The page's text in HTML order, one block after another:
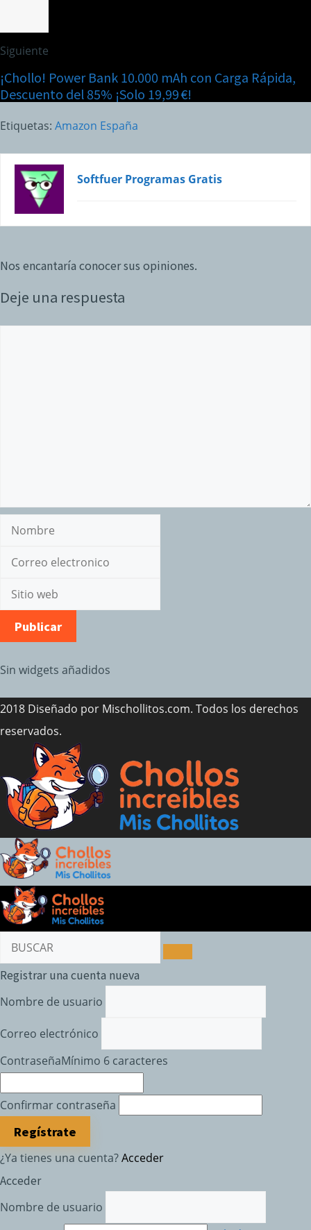
Siguiente
¡Chollo! Power Bank 10.000 mAh con Carga Rápida,
Descuento del 85% ¡Solo 19,99 €!
Etiquetas: Amazon España
Softfuer Programas Gratis
Nos encantaría conocer sus opiniones.
Deje una respuesta
Sin widgets añadidos
2018 Diseñado por Mischollitos.com. Todos los derechos
reservados.
Registrar una cuenta nueva
Nombre de usuario
Correo electrónico
ContraseñaMínimo 6 caracteres
Confirmar contraseña
Regístrate
¿Ya tienes una cuenta?Acceder
Acceder
Nombre de usuario